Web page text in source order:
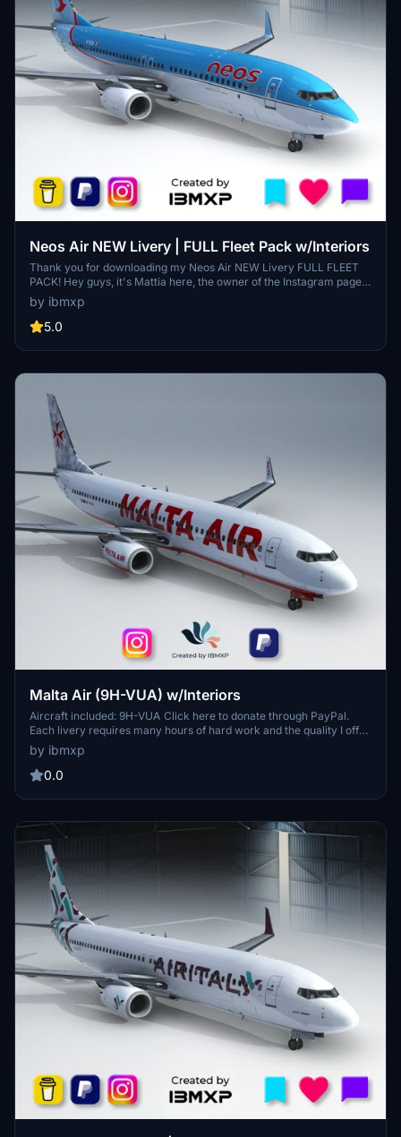
Neos Air NEW Livery | FULL Fleet Pack w/Interiors
Thank you for downloading my Neos Air NEW Livery FULL FLEET
PACK! Hey guys, it's Mattia here, the owner of the Instagram page
@ibmxp where I share all my works such as livery concepts,
aircraft renders and more! This is the PMDG 737-800 Neos Air
NEW Livery FULL FLEET PACK with Cabins! Aircraft included: EI-
by ibmxp
5.0
Malta Air (9H-VUA) w/Interiors
Aircraft included: 9H-VUA Click here to donate through PayPal.
Each livery requires many hours of hard work and the quality I offer
is undoubtely among the highest. Thank you for considering this
and enjoy your flights! How to install? Simply unzip the zip folder
and extract the .ptp file on Desktop, then open the PMDG Operation
Click on "Install from PTP file" in the bottom left corner for each
open MFS! You're cleared for takeoff!
by ibmxp
0.0